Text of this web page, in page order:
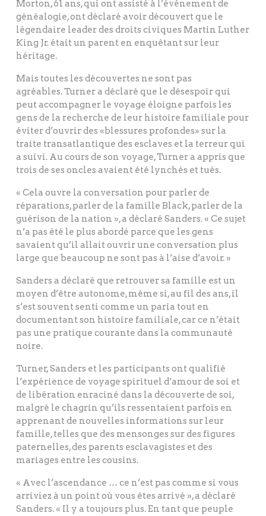
Morton, 61 ans, qui ont assisté à l’événement de
généalogie, ont déclaré avoir découvert que le
légendaire leader des droits civiques Martin Luther
King Jr. était un parent en enquêtant sur leur
héritage.
Mais toutes les découvertes ne sont pas
agréables. Turner a déclaré que le désespoir qui
peut accompagner le voyage éloigne parfois les
gens de la recherche de leur histoire familiale pour
éviter d’ouvrir des «blessures profondes» sur la
traite transatlantique des esclaves et la terreur qui
a suivi. Au cours de son voyage, Turner a appris que
trois de ses oncles avaient été lynchés et tués.
« Cela ouvre la conversation pour parler de
réparations, parler de la famille Black, parler de la
guérison de la nation », a déclaré Sanders. « Ce sujet
n’a pas été le plus abordé parce que les gens
savaient qu’il allait ouvrir une conversation plus
large que beaucoup ne sont pas à l’aise d’avoir. »
Sanders a déclaré que retrouver sa famille est un
moyen d’être autonome, même si, au fil des ans, il
s’est souvent senti comme un paria tout en
documentant son histoire familiale, car ce n’était
pas une pratique courante dans la communauté
noire.
Turner, Sanders et les participants ont qualifié
l’expérience de voyage spirituel d’amour de soi et
de libération enraciné dans la découverte de soi,
malgré le chagrin qu’ils ressentaient parfois en
apprenant de nouvelles informations sur leur
famille, telles que des mensonges sur des figures
paternelles, des parents esclavagistes et des
mariages entre les cousins.
« Avec l’ascendance … ce n’est pas comme si vous
arriviez à un point où vous êtes arrivé », a déclaré
Sanders. « Il y a toujours plus. En tant que peuple